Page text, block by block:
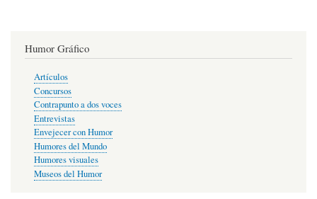
Humor Gráfico
Artículos
Concursos
Contrapunto a dos voces
Entrevistas
Envejecer con Humor
Humores del Mundo
Humores visuales
Museos del Humor